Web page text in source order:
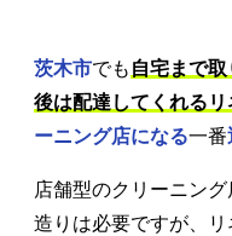
茨木市でも 自宅まで
後は配達してくれるリ
ーニング店になる一番
店舗型のクリーニン
造りは必要ですが、リ